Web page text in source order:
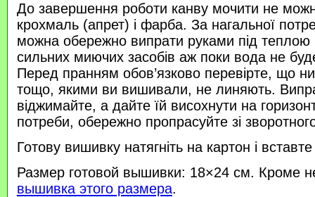
До завершення роботи канву мочити не
крохмаль (апрет) і фарба. За нагальної
можна обережно випрати руками під
сильних миючих засобів аж поки вода не
Перед пранням обов’язково перевірте, що
тощо, якими ви вишивали, не линяють.
віджимайте, а дайте їй висохнути на
потреби, обережно пропрасуйте зі
Готову вишивку натягніть на картон і
Размер готовой вышивки: 18×24 см. Кроме
вышивка этого размера.